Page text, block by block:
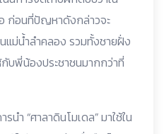
ก่อนที่ปัญหาดังกล่าวจะ
แม่น้ำลำคลอง รวมทั้งชายฝั่ง
บพี่น้องประชาชนมากกว่าที่
ำ “ศาลาดินโมเดล” มาใช้ใน